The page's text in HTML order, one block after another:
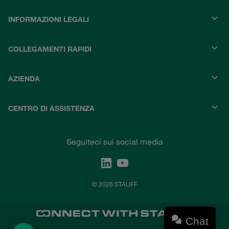
INFORMAZIONI LEGALI
COLLEGAMENTI RAPIDI
AZIENDA
CENTRO DI ASSISTENZA
Seguiteci sui social media
© 2026 STAUFF
Chat